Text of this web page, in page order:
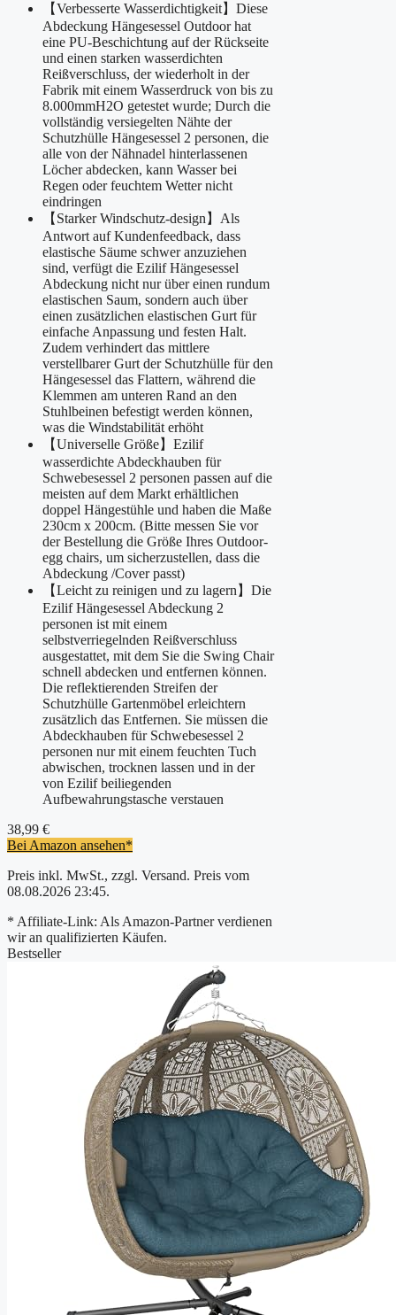
【Verbesserte Wasserdichtigkeit】Diese
Abdeckung Hängesessel Outdoor hat
eine PU-Beschichtung auf der Rückseite
und einen starken wasserdichten
Reißverschluss, der wiederholt in der
Fabrik mit einem Wasserdruck von bis zu
8.000mmH2O getestet wurde; Durch die
vollständig versiegelten Nähte der
Schutzhülle Hängesessel 2 personen, die
alle von der Nähnadel hinterlassenen
Löcher abdecken, kann Wasser bei
Regen oder feuchtem Wetter nicht
eindringen
【Starker Windschutz-design】Als
Antwort auf Kundenfeedback, dass
elastische Säume schwer anzuziehen
sind, verfügt die Ezilif Hängesessel
Abdeckung nicht nur über einen rundum
elastischen Saum, sondern auch über
einen zusätzlichen elastischen Gurt für
einfache Anpassung und festen Halt.
Zudem verhindert das mittlere
verstellbarer Gurt der Schutzhülle für den
Hängesessel das Flattern, während die
Klemmen am unteren Rand an den
Stuhlbeinen befestigt werden können,
was die Windstabilität erhöht
【Universelle Größe】Ezilif
wasserdichte Abdeckhauben für
Schwebesessel 2 personen passen auf die
meisten auf dem Markt erhältlichen
doppel Hängestühle und haben die Maße
230cm x 200cm. (Bitte messen Sie vor
der Bestellung die Größe Ihres Outdoor-
egg chairs, um sicherzustellen, dass die
Abdeckung /Cover passt)
【Leicht zu reinigen und zu lagern】Die
Ezilif Hängesessel Abdeckung 2
personen ist mit einem
selbstverriegelnden Reißverschluss
ausgestattet, mit dem Sie die Swing Chair
schnell abdecken und entfernen können.
Die reflektierenden Streifen der
Schutzhülle Gartenmöbel erleichtern
zusätzlich das Entfernen. Sie müssen die
Abdeckhauben für Schwebesessel 2
personen nur mit einem feuchten Tuch
abwischen, trocknen lassen und in der
von Ezilif beiliegenden
Aufbewahrungstasche verstauen
38,99 €
Bei Amazon ansehen*
Preis inkl. MwSt., zzgl. Versand. Preis vom
08.08.2026 23:45.
* Affiliate-Link: Als Amazon-Partner verdienen
wir an qualifizierten Käufen.
Bestseller